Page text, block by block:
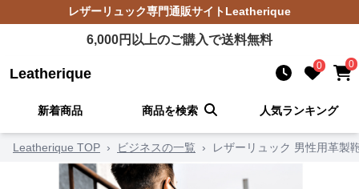
レザーリュック専門通販サイトLeatherique
6,000円以上のご購入で送料無料
Leatherique 0 0
新着商品 商品を検索 人気ランキング
Leatherique TOP › ビジネスの一覧 › レザーリュック 男性用革製